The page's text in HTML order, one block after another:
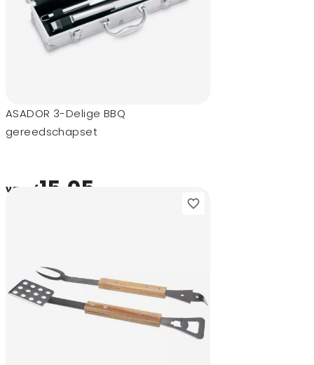
ASADOR 3-Delige BBQ
gereedschapset
vanaf15,05